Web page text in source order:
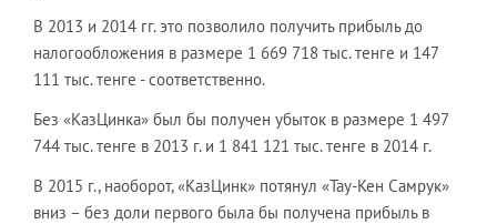
В 2013 и 2014 гг. это позволило получить прибыль до
налогообложения в размере 1 669 718 тыс. тенге и 147
111 тыс. тенге - соответственно.
Без «КазЦинка» был бы получен убыток в размере 1 497
744 тыс. тенге в 2013 г. и 1 841 121 тыс. тенге в 2014 г.
В 2015 г., наоборот, «КазЦинк» потянул «Тау-Кен Самрук»
вниз – без доли первого была бы получена прибыль в